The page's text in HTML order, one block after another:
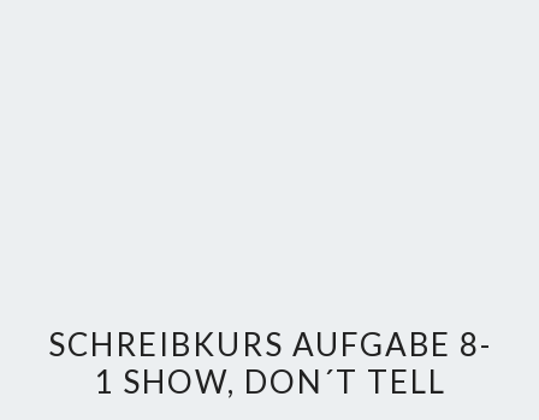
SCHREIBKURS AUFGABE 8-
1 SHOW, DON´T TELL